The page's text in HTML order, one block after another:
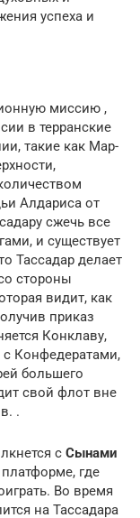
успеха и
миссию ,
в терранские
такие как Мар-
Алдариса от
сжечь все
и существует
Тассадар делает
стороны
видит, как
приказ
Конклаву,
с Конфедератами,
большего
свой флот вне
.
с Сынами
где
Во время
на Тассадара